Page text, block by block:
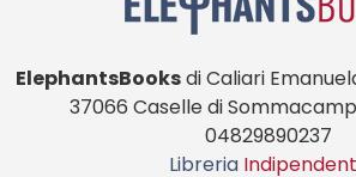
ElephantsBooksdi Caliari
37066 Caselle di
04829890237
Libreria